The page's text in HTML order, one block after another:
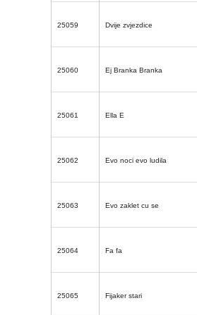
25059 Dvije zvjezdice
25060 Ej Branka Branka
25061 Ella E
25062 Evo noci evo ludila
25063 Evo zaklet cu se
25064 Fa fa
25065 Fijaker stari